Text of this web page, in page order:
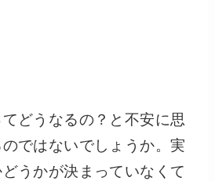
どうなるの？と不安に思
ではないでしょうか。実
うかが決まっていなくて